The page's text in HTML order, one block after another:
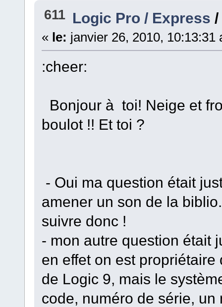
611 Logic Pro / Express
« le: janvier 26, 2010, 10:13:31
:cheer:
Bonjour à toi! Neige et
boulot !! Et toi ?
- Oui ma question était
amener un son de la
suivre donc !
- mon autre question était
en effet on est
de Logic 9, mais le
code, numéro de série,